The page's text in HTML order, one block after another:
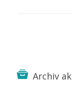
Archiv